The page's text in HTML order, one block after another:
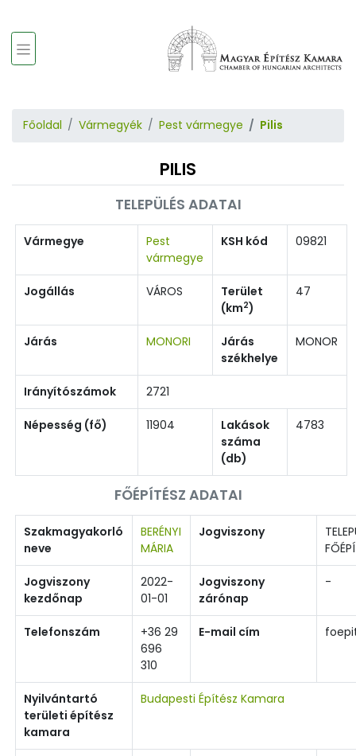
Főoldal Vármegyék Pest vármegye Pilis
PILIS
TELEPÜLÉS ADATAI
Vármegye
Pest
vármegye
KSH kód 09821
Jogállás VÁROS
Terület
(km2)
47
Járás MONORI
Járás
székhelye
MONOR
Irányítószámok 2721
Népesség (fő) 11904
Lakások
száma
(db)
4783
FŐÉPÍTÉSZ ADATAI
Szakmagyakorló
neve
BERÉNYI
MÁRIA
Jogviszony
Jogviszony
kezdőnap
2022-
01-01
Jogviszony
zárónap
-
Telefonszám
+36 29
696
310
E-mail cím
Nyilvántartó
területi építész
kamara
Budapesti Építész Kamara